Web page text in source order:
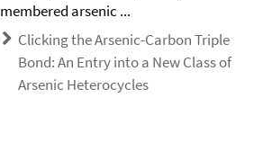
membered arsenic ...
Clicking the Arsenic-Carbon Triple
Bond: An Entry into a New Class of
Arsenic Heterocycles